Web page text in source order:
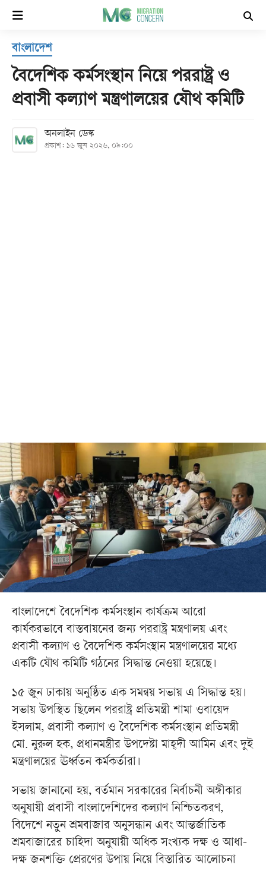
হোম
সর্বশেষ
বিভাগ
বাংলাদেশ
বৈদেশিক কর্মসংস্থান নিয়ে পররাষ্ট্র ও
প্রবাসী কল্যাণ মন্ত্রণালয়ের যৌথ কমিটি
অনলাইন ডেস্ক
প্রকাশ: ১৬ জুন ২০২৬, ০৯:০০
বাংলাদেশে বৈদেশিক কর্মসংস্থান কার্যক্রম আরো
কার্যকরভাবে বাস্তবায়নের জন্য পররাষ্ট্র মন্ত্রণালয় এবং
প্রবাসী কল্যাণ ও বৈদেশিক কর্মসংস্থান মন্ত্রণালয়ের মধ্যে
একটি যৌথ কমিটি গঠনের সিদ্ধান্ত নেওয়া হয়েছে।
১৫ জুন ঢাকায় অনুষ্ঠিত এক সমন্বয় সভায় এ সিদ্ধান্ত হয়।
সভায় উপস্থিত ছিলেন পররাষ্ট্র প্রতিমন্ত্রী শামা ওবায়েদ
ইসলাম, প্রবাসী কল্যাণ ও বৈদেশিক কর্মসংস্থান প্রতিমন্ত্রী
মো. নুরুল হক, প্রধানমন্ত্রীর উপদেষ্টা মাহ্দী আমিন এবং দুই
মন্ত্রণালয়ের ঊর্ধ্বতন কর্মকর্তারা।
সভায় জানানো হয়, বর্তমান সরকারের নির্বাচনী অঙ্গীকার
অনুযায়ী প্রবাসী বাংলাদেশিদের কল্যাণ নিশ্চিতকরণ,
বিদেশে নতুন শ্রমবাজার অনুসন্ধান এবং আন্তর্জাতিক
শ্রমবাজারের চাহিদা অনুযায়ী অধিক সংখ্যক দক্ষ ও আধা-
দক্ষ জনশক্তি প্রেরণের উপায় নিয়ে বিস্তারিত আলোচনা